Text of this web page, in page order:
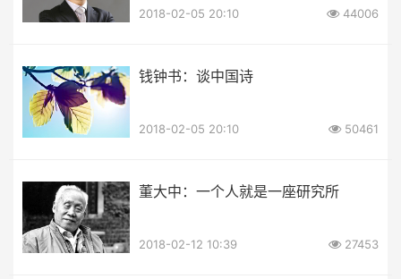
2018-02-05 20:10 44006
钱钟书：谈中国诗
2018-02-05 20:10 50461
董大中：一个人就是一座研究所
2018-02-12 10:39 27453